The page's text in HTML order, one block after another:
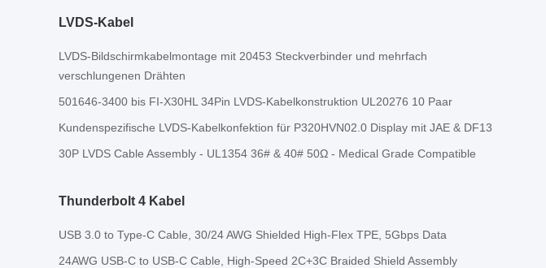
LVDS-Kabel
LVDS-Bildschirmkabelmontage mit 20453 Steckverbinder und mehrfach
verschlungenen Drähten
501646-3400 bis FI-X30HL 34Pin LVDS-Kabelkonstruktion UL20276 10 Paar
Kundenspezifische LVDS-Kabelkonfektion für P320HVN02.0 Display mit JAE & DF13
30P LVDS Cable Assembly - UL1354 36# & 40# 50Ω - Medical Grade Compatible
Thunderbolt 4 Kabel
USB 3.0 to Type-C Cable, 30/24 AWG Shielded High-Flex TPE, 5Gbps Data
24AWG USB-C to USB-C Cable, High-Speed 2C+3C Braided Shield Assembly